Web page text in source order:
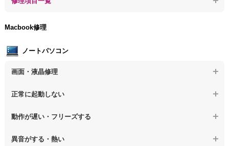
【デスクトップPC】ウィルス感染のその他の問題
【デスクトップPC】電源故障
【デスクトップPC】液晶ディスプレイ交換
【デスクトップPC】マザーボード交換
【デスクトップPC】OS再インストール
Macbook修理
ノートパソコン
画面・液晶修理
【ノートパソコン】画面の割れ・破損
正常に起動しない
【ノートパソコン】電源を押しても反応がない
動作が遅い・フリーズする
【ノートパソコン】操作中の動作が重い
異音がする・熱い